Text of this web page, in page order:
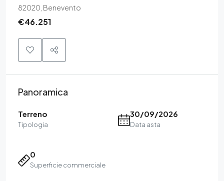
82020, Benevento
€46.251
Panoramica
Terreno
Tipologia
30/09/2026
Data asta
0
Superficie commerciale